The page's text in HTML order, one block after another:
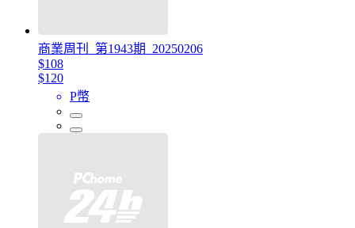
商業周刊_第1943期_20250206
$108
$120
P幣